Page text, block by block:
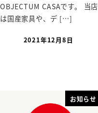
OBJECTUM CASAです。 当店
は国産家具や、デ […]
2021年12月8日
お知らせ